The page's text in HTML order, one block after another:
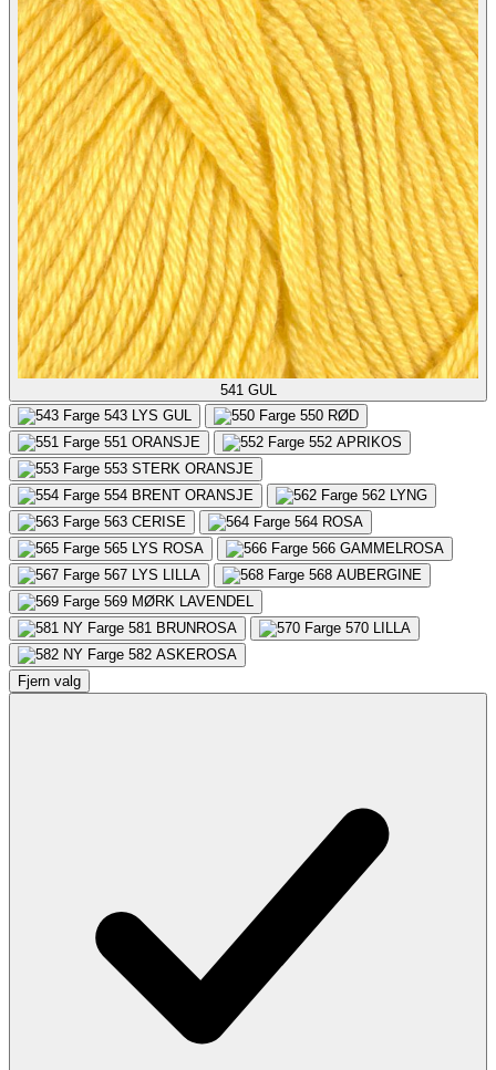
541 GUL
543 LYS GUL 550 RØD
551 ORANSJE 552 APRIKOS
553 STERK ORANSJE
554 BRENT ORANSJE 562 LYNG
563 CERISE 564 ROSA
565 LYS ROSA 566 GAMMELROSA
567 LYS LILLA 568 AUBERGINE
569 MØRK LAVENDEL
581 BRUNROSA 570 LILLA
582 ASKEROSA
Fjern valg